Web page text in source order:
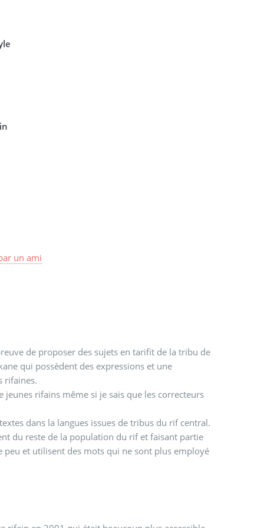
un ami
de proposer des sujets en tarifit de la tribu de
qui possèdent des expressions et une
rifaines.
jeunes rifains même si je sais que les correcteurs
dans la langues issues de tribus du rif central.
du reste de la population du rif et faisant partie
peu et utilisent des mots qui ne sont plus employé